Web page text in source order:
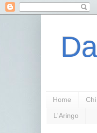
Home
L'Aringo